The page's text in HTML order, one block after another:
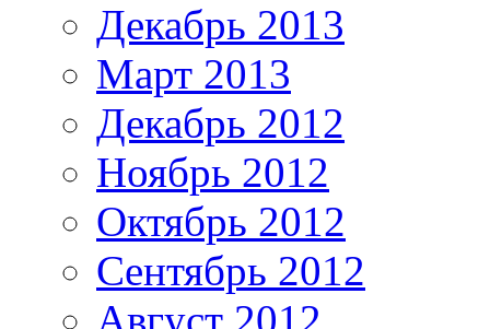
Декабрь 2013
Март 2013
Декабрь 2012
Ноябрь 2012
Октябрь 2012
Сентябрь 2012